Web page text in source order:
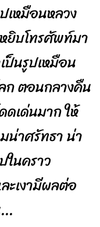
เหมือนหลวง
ยิบโทรศัพท์มา
ป็นรูปเหมือน
ก ตอนกลางคืน
ดเด่นมาก ให้
น่าศรัทธา น่า
ในคราว
ะเงามีผลต่อ